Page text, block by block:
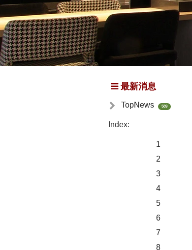
最新消息
TopNews 589
Index:
1
2
3
4
5
6
7
8